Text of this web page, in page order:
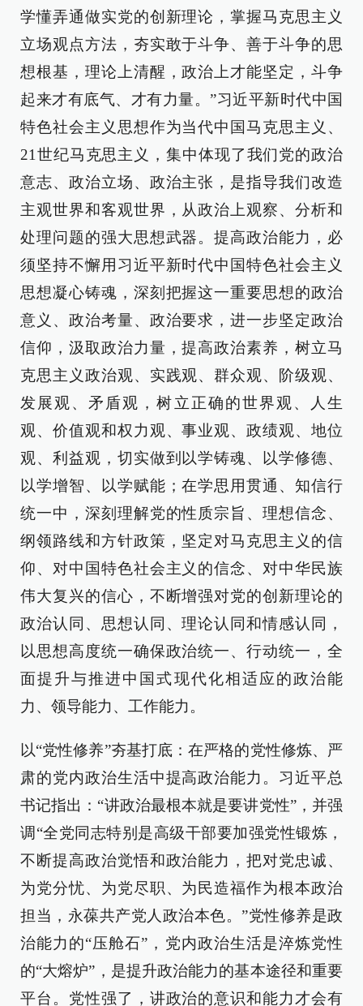
学懂弄通做实党的创新理论，掌握马克思主义
立场观点方法，夯实敢于斗争、善于斗争的思
想根基，理论上清醒，政治上才能坚定，斗争
起来才有底气、才有力量。”习近平新时代中国
特色社会主义思想作为当代中国马克思主义、
21世纪马克思主义，集中体现了我们党的政治
意志、政治立场、政治主张，是指导我们改造
主观世界和客观世界，从政治上观察、分析和
处理问题的强大思想武器。提高政治能力，必
须坚持不懈用习近平新时代中国特色社会主义
思想凝心铸魂，深刻把握这一重要思想的政治
意义、政治考量、政治要求，进一步坚定政治
信仰，汲取政治力量，提高政治素养，树立马
克思主义政治观、实践观、群众观、阶级观、
发展观、矛盾观，树立正确的世界观、人生
观、价值观和权力观、事业观、政绩观、地位
观、利益观，切实做到以学铸魂、以学修德、
以学增智、以学赋能；在学思用贯通、知信行
统一中，深刻理解党的性质宗旨、理想信念、
纲领路线和方针政策，坚定对马克思主义的信
仰、对中国特色社会主义的信念、对中华民族
伟大复兴的信心，不断增强对党的创新理论的
政治认同、思想认同、理论认同和情感认同，
以思想高度统一确保政治统一、行动统一，全
面提升与推进中国式现代化相适应的政治能
力、领导能力、工作能力。
以“党性修养”夯基打底：在严格的党性修炼、严
肃的党内政治生活中提高政治能力。习近平总
书记指出：“讲政治最根本就是要讲党性”，并强
调“全党同志特别是高级干部要加强党性锻炼，
不断提高政治觉悟和政治能力，把对党忠诚、
为党分忧、为党尽职、为民造福作为根本政治
担当，永葆共产党人政治本色。”党性修养是政
治能力的“压舱石”，党内政治生活是淬炼党性
的“大熔炉”，是提升政治能力的基本途径和重要
平台。党性强了，讲政治的意识和能力才会有